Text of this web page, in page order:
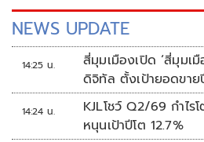
NEWS UPDATE
14:25 น.
สี่มุมเมืองเปิด ‘สี่มุมเ
ดิจิทัล ตั้งเป้ายอดขา
14:24 น.
KJLโชว์ Q2/69 กำไ
หนุนเป้าปีโต 12.7%